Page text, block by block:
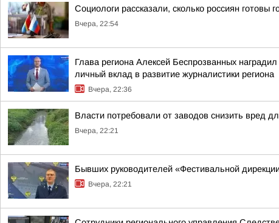
Социологи рассказали, сколько россиян готовы
Вчера, 22:54
Глава региона Алексей Беспрозванных
личный вклад в развитие журналистики региона
Вчера, 22:36
Власти потребовали от заводов снизить вред
Вчера, 22:21
Бывших руководителей «Фестивальной
Вчера, 22:21